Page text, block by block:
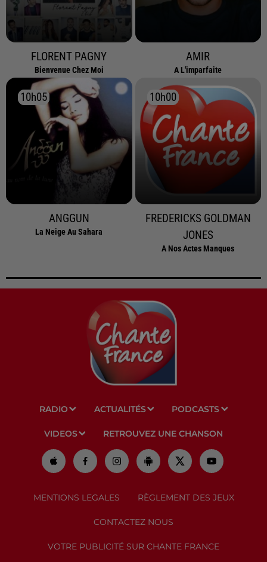
FLORENT PAGNY
Bienvenue Chez Moi
AMIR
A L'imparfaite
10h05
10h05
ANGGUN
La Neige Au Sahara
10h00
10h00
FREDERICKS GOLDMAN
JONES
A Nos Actes Manques
RADIO ACTUALITÉS PODCASTS
VIDEOS RETROUVEZ UNE CHANSON
MENTIONS LEGALES RÈGLEMENT DES JEUX
CONTACTEZ NOUS
VOTRE PUBLICITÉ SUR CHANTE FRANCE